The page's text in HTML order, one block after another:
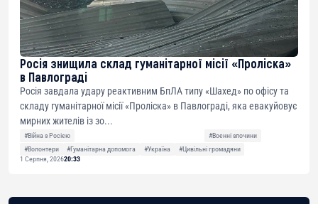
Росія знищила склад гуманітарної місії «Проліска»
в Павлограді
Росія завдала удару реактивним БпЛА типу «Шахед» по офісу та
складу гуманітарної місії «Проліска» в Павлограді, яка евакуйовує
мирних жителів із зо...
#Війна з Росією
#Воєнні злочини
#Волонтери
#Гуманітарна допомога #Україна
#Цивільні громадяни
1 Серпня, 202620:33